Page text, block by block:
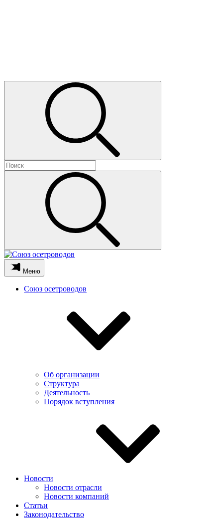
Меню
Союз осетроводов
Об организации
Структура
Деятельность
Порядок вступления
Новости
Новости отрасли
Новости компаний
Статьи
Законодательство